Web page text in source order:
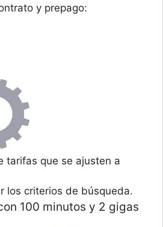
y prepago:
tarifas que se ajusten a
los criterios de búsqueda.
100 minutos y 2 gigas